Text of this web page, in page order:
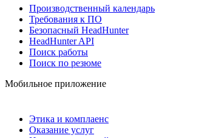
Производственный календарь
Требования к ПО
Безопасный HeadHunter
HeadHunter API
Поиск работы
Поиск по резюме
Мобильное приложение
Этика и комплаенс
Оказание услуг